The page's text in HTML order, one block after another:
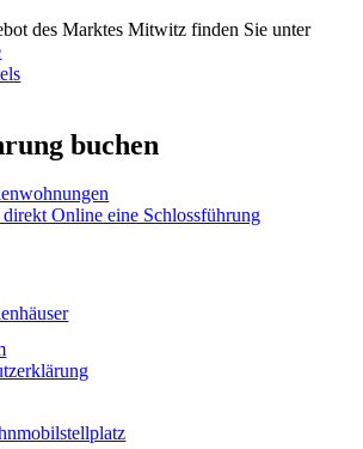
des Marktes Mitwitz finden Sie unter
buchen
Online eine Schlossführung